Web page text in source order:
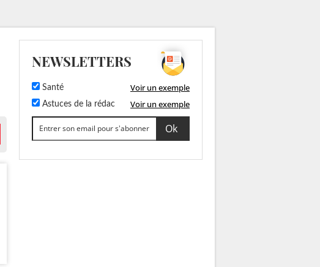
NEWSLETTERS
Santé Voir un exemple
Astuces de la rédac Voir un exemple